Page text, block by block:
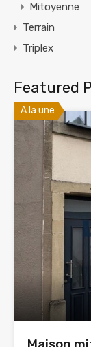
Mitoyenne
Terrain
Triplex
Featured
A la une